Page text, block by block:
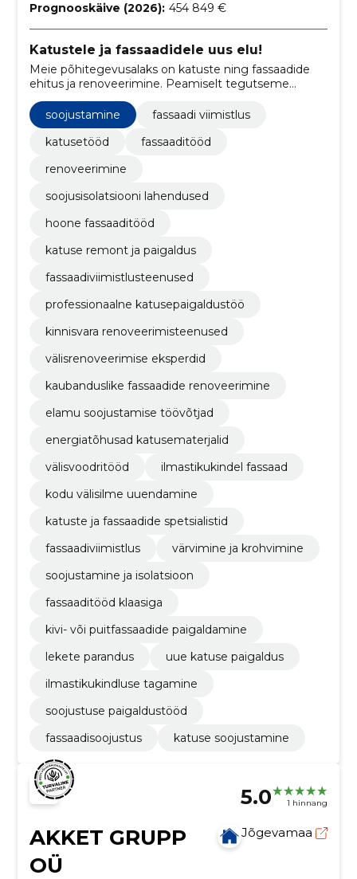
Prognooskäive (2026): 454 849 €
Katustele ja fassaadidele uus elu!
Meie põhitegevusalaks on katuste ning fassaadide
ehitus ja renoveerimine. Peamiselt tegutseme
Pärnumaal, Läänemaal ning Saaremaal.
soojustamine
fassaadi viimistlus
katusetööd
fassaaditööd
renoveerimine
soojusisolatsiooni lahendused
hoone fassaaditööd
katuse remont ja paigaldus
fassaadiviimistlusteenused
professionaalne katusepaigaldustöö
kinnisvara renoveerimisteenused
välisrenoveerimise eksperdid
kaubanduslike fassaadide renoveerimine
elamu soojustamise töövõtjad
energiatõhusad katusematerjalid
välisvoodritööd
ilmastikukindel fassaad
kodu välisilme uuendamine
katuste ja fassaadide spetsialistid
fassaadiviimistlus
värvimine ja krohvimine
soojustamine ja isolatsioon
fassaaditööd klaasiga
kivi- või puitfassaadide paigaldamine
lekete parandus
uue katuse paigaldus
ilmastikukindluse tagamine
soojustuse paigaldustööd
fassaadisoojustus
katuse soojustamine
5.0 1 hinnang
AKKET GRUPP
OÜ
Jõgevamaa